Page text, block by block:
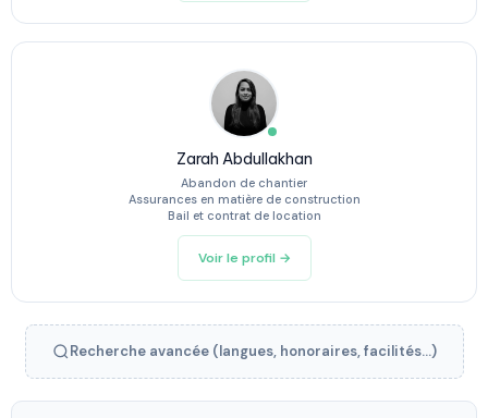
Zarah Abdullakhan
Abandon de chantier
Assurances en matière de construction
Bail et contrat de location
Voir le profil →
Recherche avancée (langues, honoraires, facilités...)